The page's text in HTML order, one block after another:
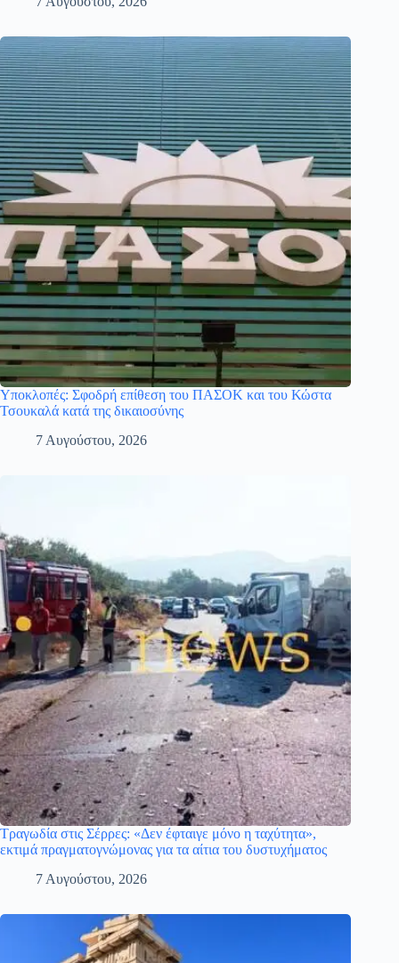
Υποκλοπές: Σφοδρή επίθεση του ΠΑΣΟΚ και του Κώστα
Τσουκαλά κατά της δικαιοσύνης
7 Αυγούστου, 2026
Τραγωδία στις Σέρρες: «Δεν έφταιγε μόνο η ταχύτητα»,
εκτιμά πραγματογνώμονας για τα αίτια του δυστυχήματος
7 Αυγούστου, 2026